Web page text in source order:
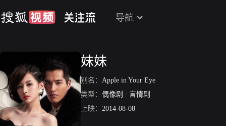
导航
妹妹
别名： Apple in Your Eye
类型： 偶像剧 / 言情剧
上映： 2014-08-08